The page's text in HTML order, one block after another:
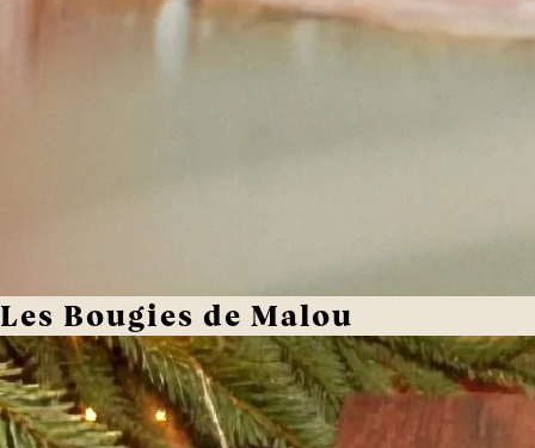
Les Bougies de Malou